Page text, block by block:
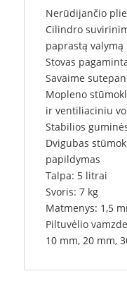
Nerūdijančio
Cilindro
paprastą valymą
Stovas
Savaime
Mopleno
ir ventiliaciniu
Stabilios
Dvigubas
papildymas
Talpa: 5 litrai
Svoris: 7 kg
Matmenys: 1,5
Piltuvėlio
10 mm, 20 mm,